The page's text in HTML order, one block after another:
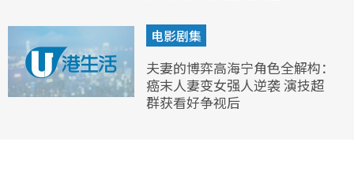
电影剧集
夫妻的博弈高海宁角色全解构：
癌末人妻变女强人逆袭 演技超
群获看好争视后